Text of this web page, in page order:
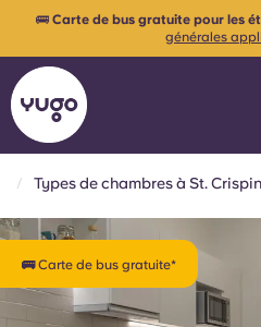
À propos
Lieux English (US)
🚌 Carte de bus gratuite pour les
générales
Types de chambres à St.
🚌 Carte de bus gratuite*